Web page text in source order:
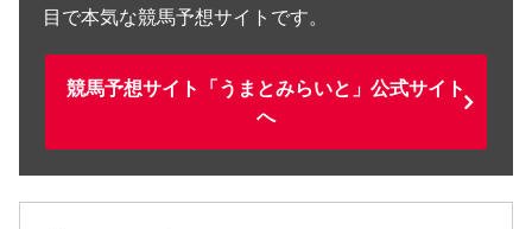
目で本気な競馬予想サイトです。
競馬予想サイト「うまとみらいと」公式サイト
へ